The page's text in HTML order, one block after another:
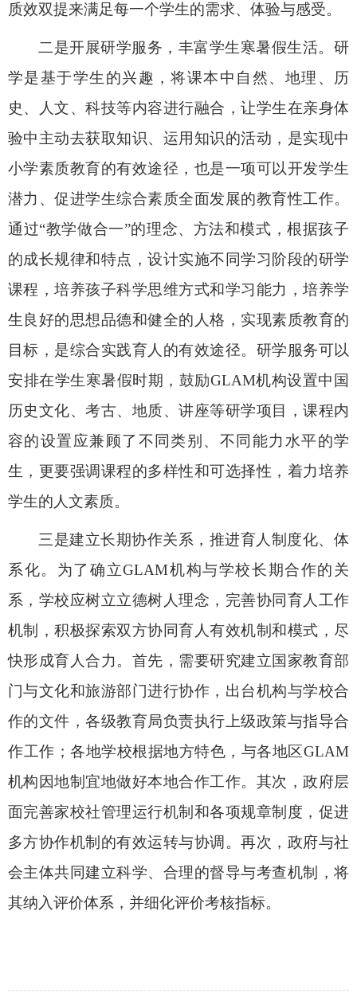
质效双提来满足每一个学生的需求、体验与感受。
二是开展研学服务，丰富学生寒暑假生活。 研
学是基于学生的兴趣，将课本中自然、地理、历
史、人文、科技等内容进行融合，让学生在亲身体
验中主动去获取知识、运用知识的活动，是实现中
小学素质教育的有效途径，也是一项可以开发学生
潜力、促进学生综合素质全面发展的教育性工作。
通过“教学做合一”的理念、方法和模式，根据孩子
的成长规律和特点，设计实施不同学习阶段的研学
课程，培养孩子科学思维方式和学习能力，培养学
生良好的思想品德和健全的人格，实现素质教育的
目标，是综合实践育人的有效途径。研学服务可以
安排在学生寒暑假时期，鼓励GLAM机构设置中国
历史文化、考古、地质、讲座等研学项目，课程内
容的设置应兼顾了不同类别、不同能力水平的学
生，更要强调课程的多样性和可选择性，着力培养
学生的人文素质。
三是建立长期协作关系，推进育人制度化、体
系化。为了确立GLAM机构与学校长期合作的关
系，学校应树立立德树人理念，完善协同育人工作
机制，积极探索双方协同育人有效机制和模式，尽
快形成育人合力。首先，需要研究建立国家教育部
门与文化和旅游部门进行协作，出台机构与学校合
作的文件，各级教育局负责执行上级政策与指导合
作工作；各地学校根据地方特色，与各地区GLAM
机构因地制宜地做好本地合作工作。其次，政府层
面完善家校社管理运行机制和各项规章制度，促进
多方协作机制的有效运转与协调。再次，政府与社
会主体共同建立科学、合理的督导与考查机制，将
其纳入评价体系，并细化评价考核指标。